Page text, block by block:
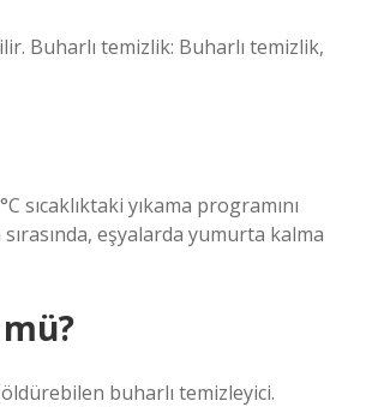
Buharlı temizlik: Buharlı temizlik,
sıcaklıktaki yıkama programını
eşyalarda yumurta kalma
buharlı temizleyici.